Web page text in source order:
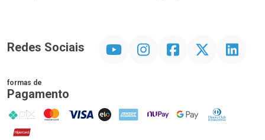
Redes Sociais InstagramFacebookTwitter Linkedin
formas de
Pagamento
PIX MasterCard
VISA ELO AMEX NuPay Google PayDiners Club
Hipercard